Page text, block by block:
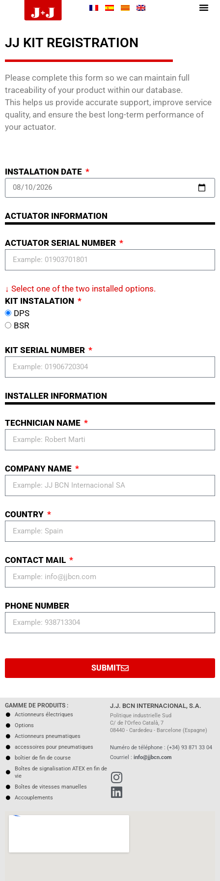
JJ KIT REGISTRATION
Please complete this form so we can maintain full
traceability of your product within our database.
This helps us provide accurate support, improve service
quality, and ensure the best long-term performance of
your actuator.
INSTALATION DATE
ACTUATOR INFORMATION
ACTUATOR SERIAL NUMBER
↓ Select one of the two installed options.
KIT INSTALATION
DPS
BSR
KIT SERIAL NUMBER
INSTALLER INFORMATION
TECHNICIAN NAME
COMPANY NAME
COUNTRY
CONTACT MAIL
PHONE NUMBER
SUBMIT
GAMME DE PRODUITS :
Actionneurs électriques
Options
Actionneurs pneumatiques
accessoires pour pneumatiques
boîtier de fin de course
Boîtes de signalisation ATEX en fin de
vie
Boîtes de vitesses manuelles
Accouplements
J.J. BCN INTERNACIONAL, S.A.
Politique industrielle Sud
C/ de l'Orfeo Català, 7
08440 - Cardedeu - Barcelone (Espagne)
Numéro de téléphone : (+34) 93 871 33 04
Courriel : info@jjbcn.com